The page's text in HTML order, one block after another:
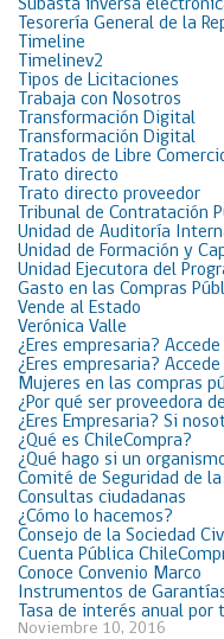
Subasta inversa
Tesorería General de la
Timeline
Timelinev2
Tipos de Licitaciones
Trabaja con Nosotros
Transformación Digital
Transformación Digital
Tratados de Libre
Trato directo
Trato directo proveedor
Tribunal de Contratación
Unidad de Auditoría
Unidad de Formación y
Unidad Ejecutora del
Gasto en las Compras
Vende al Estado
Verónica Valle
¿Eres empresaria?
¿Eres empresaria?
Mujeres en las compras
¿Por qué ser proveedora
¿Eres Empresaria? Si
¿Qué es ChileCompra?
¿Qué hago si un
Comité de Seguridad de
Consultas ciudadanas
¿Cómo lo hacemos?
Consejo de la Sociedad
Cuenta Pública
Conoce Convenio Marco
Instrumentos de
Tasa de interés anual
Noviembre 10, 2016